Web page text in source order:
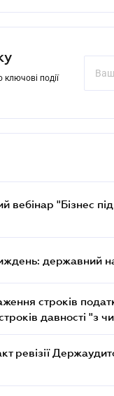
події
вебінар "Бізнес
державний
строків
давності "з
ревізії